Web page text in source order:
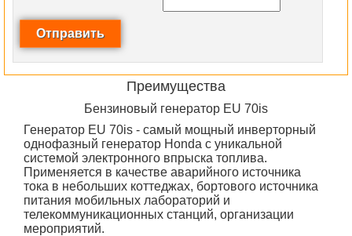
Преимущества
Бензиновый генератор EU 70is
Генератор EU 70is - самый мощный инверторный
однофазный генератор Honda c уникальной
системой электронного впрыска топлива.
Применяется в качестве аварийного источника
тока в небольших коттеджах, бортового источника
питания мобильных лабораторий и
телекоммуникационных станций, организации
мероприятий.